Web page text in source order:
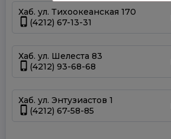
Хаб. ул. Тихоокеанская 170
(4212) 67-13-31
Хаб. ул. Шелеста 83
(4212) 93-68-68
Хаб. ул. Энтузиастов 1
(4212) 67-58-85